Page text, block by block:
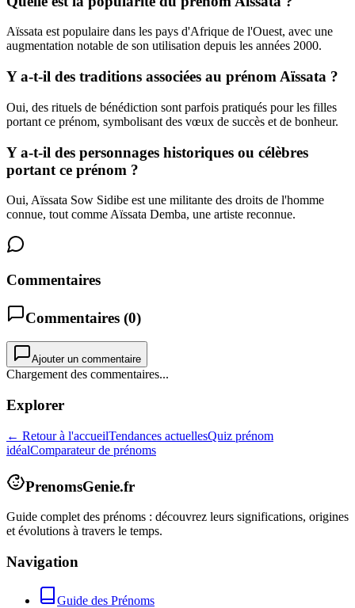
Aïssata est populaire dans les pays d'Afrique de l'Ouest, avec une
augmentation notable de son utilisation depuis les années 2000.
Y a-t-il des traditions associées au prénom Aïssata ?
Oui, des rituels de bénédiction sont parfois pratiqués pour les filles
portant ce prénom, symbolisant des vœux de succès et de bonheur.
Y a-t-il des personnages historiques ou célèbres
portant ce prénom ?
Oui, Aïssata Sow Sidibe est une militante des droits de l'homme
connue, tout comme Aïssata Demba, une artiste reconnue.
Commentaires
Commentaires (0)
Ajouter un commentaire
Chargement des commentaires...
Explorer
← Retour à l'accueilTendances actuellesQuiz prénom
idéalComparateur de prénoms
PrenomsGenie.fr
Guide complet des prénoms : découvrez leurs significations, origines
et évolutions à travers le temps.
Navigation
Guide des Prénoms